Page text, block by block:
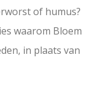
of humus?
waarom Bloem
in plaats van